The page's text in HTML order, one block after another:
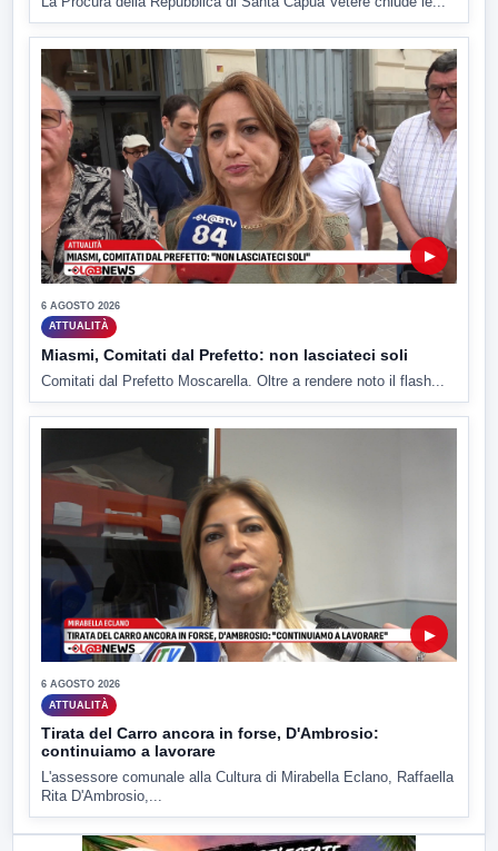
▶
6 AGOSTO 2026
ATTUALITÀ
Miasmi, Comitati dal Prefetto: non lasciateci soli
Comitati dal Prefetto Moscarella. Oltre a rendere noto il flash...
▶
6 AGOSTO 2026
ATTUALITÀ
Tirata del Carro ancora in forse, D'Ambrosio:
continuiamo a lavorare
L'assessore comunale alla Cultura di Mirabella Eclano, Raffaella
Rita D'Ambrosio,...